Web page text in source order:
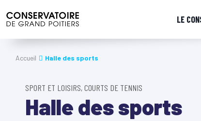
LE
Accueil Halle des sports
SPORT ET LOISIRS, COURTS DE TENNIS
Halle des sports